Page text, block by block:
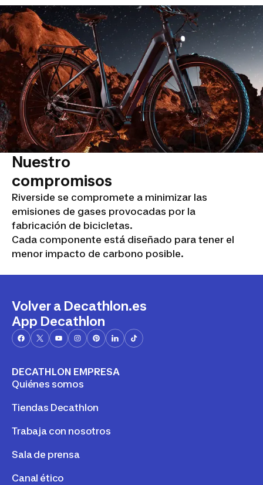
Nuestro
compromisos
Riverside se compromete a minimizar las
emisiones de gases provocadas por la
fabricación de bicicletas.
Cada componente está diseñado para tener el
menor impacto de carbono posible.
Volver a Decathlon.es
App Decathlon
DECATHLON EMPRESA
Quiénes somos
Tiendas Decathlon
Trabaja con nosotros
Sala de prensa
Canal ético